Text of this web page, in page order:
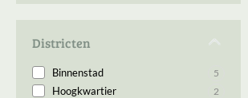
Districten
Binnenstad 5
Hoogkwartier 2